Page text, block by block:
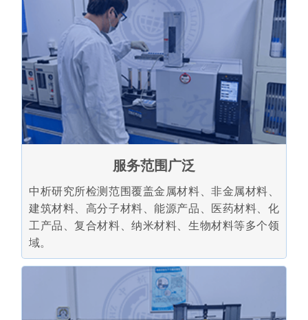
服务范围广泛
中析研究所检测范围覆盖金属材料、非金属材料、
建筑材料、高分子材料、能源产品、医药材料、化
工产品、复合材料、纳米材料、生物材料等多个领
域。